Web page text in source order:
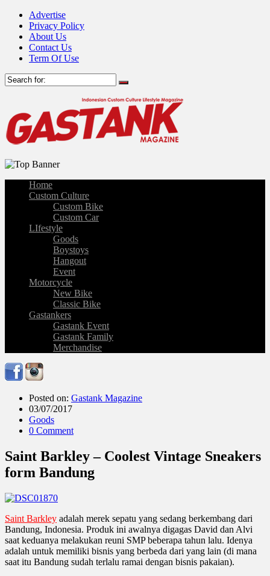
Advertise
Privacy Policy
About Us
Contact Us
Term Of Use
Home
Custom Culture
Custom Bike
Custom Car
LIfestyle
Goods
Boystoys
Hangout
Event
Motorcycle
New Bike
Classic Bike
Gastankers
Gastank Event
Gastank Family
Merchandise
Posted on: Gastank Magazine
03/07/2017
Goods
0 Comment
Saint Barkley – Coolest Vintage Sneakers
form Bandung
Saint Barkley adalah merek sepatu yang sedang berkembang dari
Bandung, Indonesia. Produk ini awalnya digagas David dan Alvi
saat keduanya melakukan reuni SMP beberapa tahun lalu. Idenya
adalah untuk memiliki bisnis yang berbeda dari yang lain (di mana
saat itu Bandung sudah terlalu ramai dengan bisnis pakaian).